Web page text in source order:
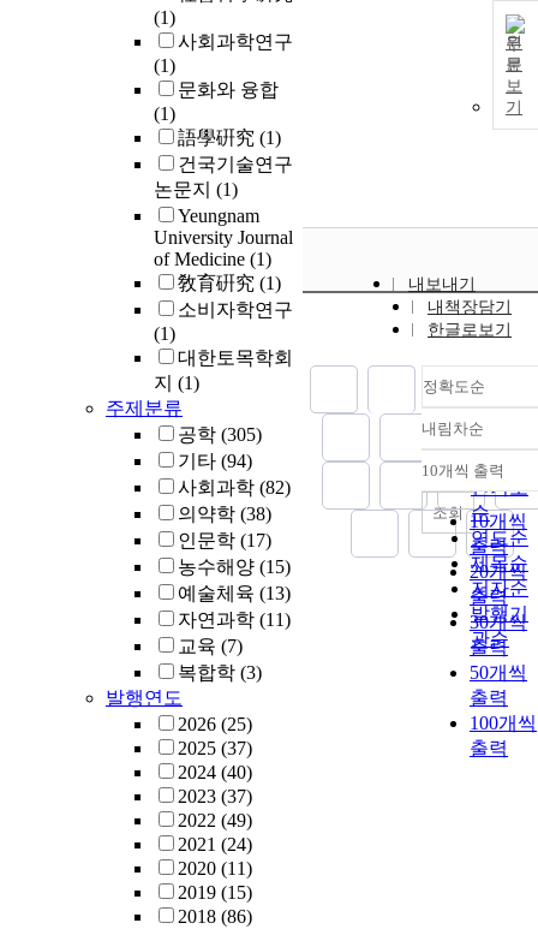
(1)
사회과학연구
(1)
문화와 융합
(1)
語學硏究 (1)
건국기술연구
논문지 (1)
Yeungnam
University Journal
of Medicine (1)
敎育硏究 (1)
소비자학연구
(1)
대한토목학회
지 (1)
주제분류
공학 (305)
기타 (94)
사회과학 (82)
의약학 (38)
인문학 (17)
농수해양 (15)
예술체육 (13)
자연과학 (11)
교육 (7)
복합학 (3)
발행연도
2026 (25)
2025 (37)
2024 (40)
2023 (37)
2022 (49)
2021 (24)
2020 (11)
2019 (15)
2018 (86)
원
문
보
기
내보내기
내책장담기
한글로보기
정확도순
정확도
순
인기도
순
연도순
제목순
저자순
발행기
관순
내림차순
내림차
10개씩 출력
10개씩
출력
20개씩
출력
30개씩
출력
50개씩
출력
100개씩
출력
조회